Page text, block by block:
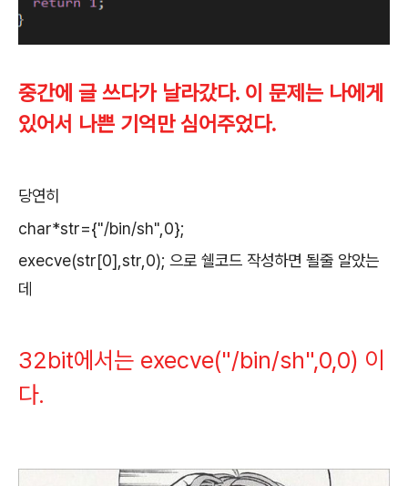
중간에 글 쓰다가 날라갔다. 이 문제는 나에게
있어서 나쁜 기억만 심어주었다.
당연히
char*str={"/bin/sh",0};
execve(str[0],str,0); 으로 쉘코드 작성하면 될줄 알았는
데
32bit에서는 execve("/bin/sh",0,0) 이
다.